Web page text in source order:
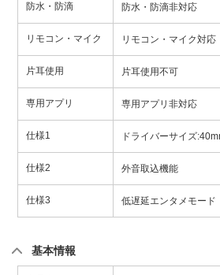
防水・防滴 防水・防滴非対応
リモコン・マイク リモコン・マイク対応
片耳使用 片耳使用不可
専用アプリ 専用アプリ非対応
仕様1 ドライバーサイズ
仕様2 外音取込機能
仕様3 低遅延エンタメモード
基本情報